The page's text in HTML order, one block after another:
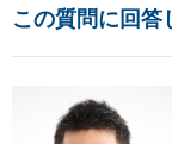
この質問に回答